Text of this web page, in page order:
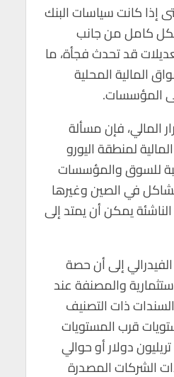
إذا كانت سياسات البنك
كامل من جانب
قد تحدث فجأة، ما
المالية المحلية
المؤسسات.
المالي، فإن مسألة
لمنطقة اليورو
للسوق والمؤسسات
في الصين وغيرها
يمكن أن يمتد إلى
إلى أن حصة
والمصنفة عند
ذات التصنيف
قرب المستويات
القياسية بقيمة 2.25 تريليون دولار أو حوالي
الشركات المصدرة